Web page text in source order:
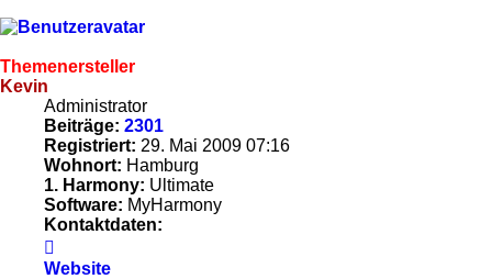
Themenersteller
Kevin
Administrator
Beiträge: 2301
Registriert: 29. Mai 2009 07:16
Wohnort: Hamburg
1. Harmony: Ultimate
Software: MyHarmony
Kontaktdaten:
von
Website